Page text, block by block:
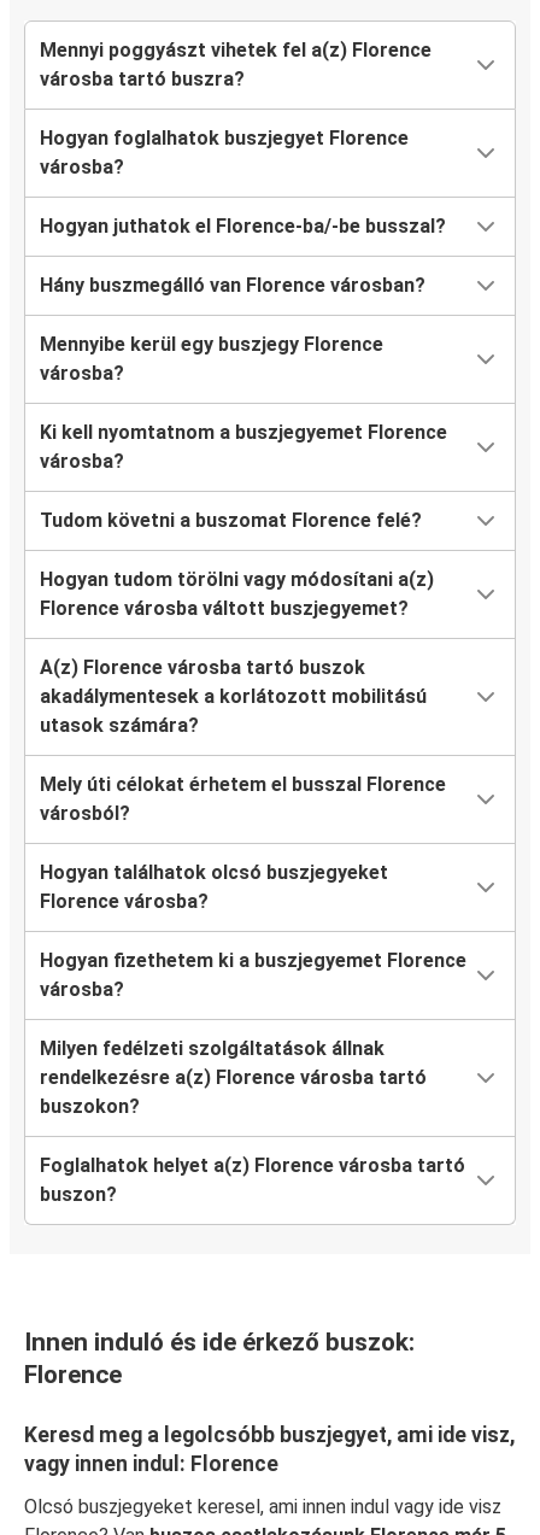
Mennyi poggyászt vihetek fel a(z) Florence
városba tartó buszra?
Hogyan foglalhatok buszjegyet Florence
városba?
Hogyan juthatok el Florence-ba/-be busszal?
Hány buszmegálló van Florence városban?
Mennyibe kerül egy buszjegy Florence
városba?
Ki kell nyomtatnom a buszjegyemet Florence
városba?
Tudom követni a buszomat Florence felé?
Hogyan tudom törölni vagy módosítani a(z)
Florence városba váltott buszjegyemet?
A(z) Florence városba tartó buszok
akadálymentesek a korlátozott mobilitású
utasok számára?
Mely úti célokat érhetem el busszal Florence
városból?
Hogyan találhatok olcsó buszjegyeket
Florence városba?
Hogyan fizethetem ki a buszjegyemet Florence
városba?
Milyen fedélzeti szolgáltatások állnak
rendelkezésre a(z) Florence városba tartó
buszokon?
Foglalhatok helyet a(z) Florence városba tartó
buszon?
Innen induló és ide érkező buszok:
Florence
Keresd meg a legolcsóbb buszjegyet, ami ide visz,
vagy innen indul: Florence
Olcsó buszjegyeket keresel, ami innen indul vagy ide visz